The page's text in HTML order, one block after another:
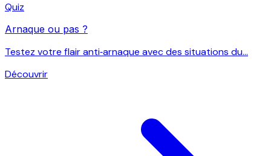
Quiz
Arnaque ou pas ?
Testez votre flair anti‑arnaque avec des situations du...
Découvrir